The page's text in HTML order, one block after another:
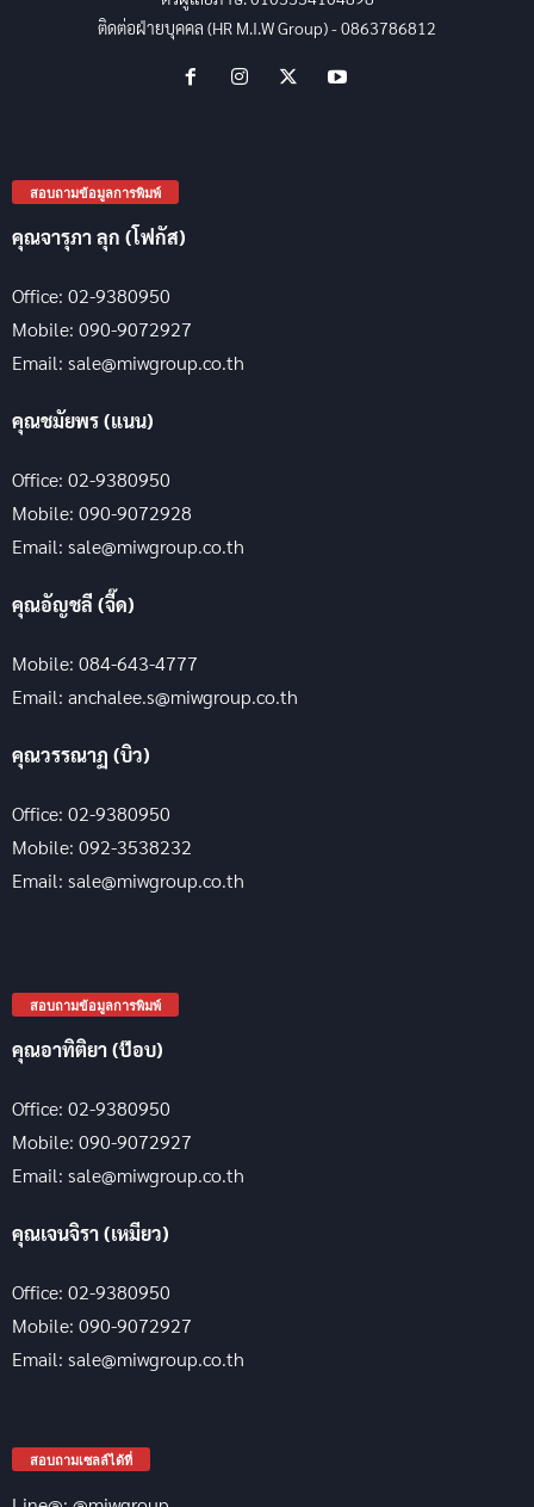
ติดต่อฝ่ายบุคคล (HR M.I.W Group) - 0863786812
สอบถามข้อมูลการพิมพ์
คุณจารุภา ลุก (โฟกัส)
Office: 02-9380950
Mobile: 090-9072927
Email: sale@miwgroup.co.th
คุณชมัยพร (แนน)
Office: 02-9380950
Mobile: 090-9072928
Email: sale@miwgroup.co.th
คุณอัญชลี (จี๊ด)
Mobile: 084-643-4777
Email: anchalee.s@miwgroup.co.th
คุณวรรณาฏ (บิว)
Office: 02-9380950
Mobile: 092-3538232
Email: sale@miwgroup.co.th
สอบถามข้อมูลการพิมพ์
คุณอาทิติยา (ป๊อบ)
Office: 02-9380950
Mobile: 090-9072927
Email: sale@miwgroup.co.th
คุณเจนจิรา (เหมียว)
Office: 02-9380950
Mobile: 090-9072927
Email: sale@miwgroup.co.th
สอบถามเซลล์ได้ที่